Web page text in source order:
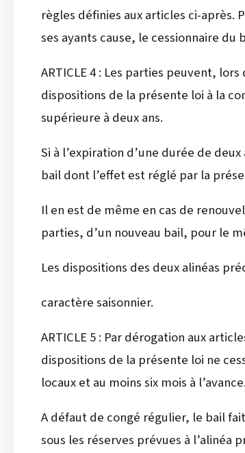
règles définies aux articles ci-
ses ayants cause, le cessionnaire du
ARTICLE 4 : Les parties peuvent,
dispositions de la présente loi à la
supérieure à deux ans.
Si à l’expiration d’une durée de
bail dont l’effet est réglé par la
Il en est de même en cas de
parties, d’un nouveau bail, pour le
Les dispositions des deux alinéas
caractère saisonnier.
ARTICLE 5 : Par dérogation aux
dispositions de la présente loi ne
locaux et au moins six mois à l’avance.
A défaut de congé régulier, le bail
sous les réserves prévues à l’alinéa